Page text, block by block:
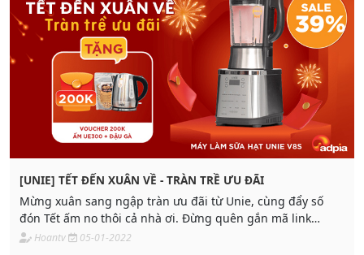
[UNIE] TẾT ĐẾN XUÂN VỀ - TRÀN TRỀ ƯU ĐÃI
Mừng xuân sang ngập tràn ưu đãi từ Unie, cùng đẩy số
đón Tết ấm no thôi cả nhà ơi. Đừng quên gắn mã link
affiliate của mình vào sản phẩm.
Hoantv 05-01-2022